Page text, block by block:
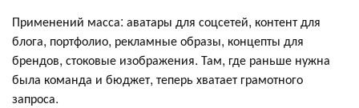
Применений масса: аватары для соцсетей, контент для
блога, портфолио, рекламные образы, концепты для
брендов, стоковые изображения. Там, где раньше нужна
была команда и бюджет, теперь хватает грамотного
запроса.